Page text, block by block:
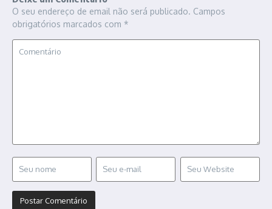
O seu endereço de email não será publicado. Campos
obrigatórios marcados com *